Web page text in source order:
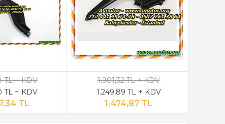
TL + KDV
TL + KDV
TL
1.981,32 TL + KDV
1.249,89 TL + KDV
1.474,87 TL